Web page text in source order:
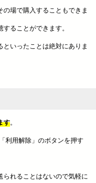
場で購入することもできま
ることができます。
いったことは絶対にありま
す。
利用解除」のボタンを押す
れることはないので気軽に